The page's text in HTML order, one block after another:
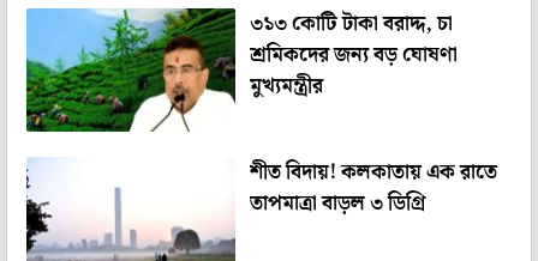
৩১৩ কোটি টাকা বরাদ্দ, চা
শ্রমিকদের জন্য বড় ঘোষণা
মুখ্যমন্ত্রীর
শীত বিদায়! কলকাতায় এক রাতে
তাপমাত্রা বাড়ল ৩ ডিগ্রি